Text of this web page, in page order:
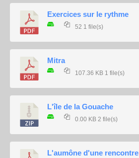
Exercices sur le rythme
52 1 file(s)
Mitra
107.36 KB 1 file(s)
L'île de la Gouache
0.00 KB 2 file(s)
L'aumône d'une rencontre